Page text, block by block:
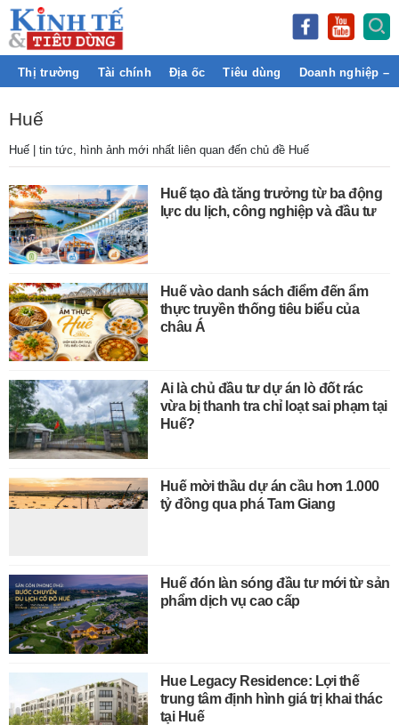
Thị trường Tài chính Địa ốc Tiêu dùng Doanh nghiệp –
Huế
Huế | tin tức, hình ảnh mới nhất liên quan đến chủ đề Huế
Huế tạo đà tăng trưởng từ ba động
lực du lịch, công nghiệp và đầu tư
Huế vào danh sách điểm đến ẩm
thực truyền thống tiêu biểu của
châu Á
Ai là chủ đầu tư dự án lò đốt rác
vừa bị thanh tra chỉ loạt sai phạm tại
Huế?
Huế mời thầu dự án cầu hơn 1.000
tỷ đồng qua phá Tam Giang
Huế đón làn sóng đầu tư mới từ sản
phẩm dịch vụ cao cấp
Hue Legacy Residence: Lợi thế
trung tâm định hình giá trị khai thác
tại Huế